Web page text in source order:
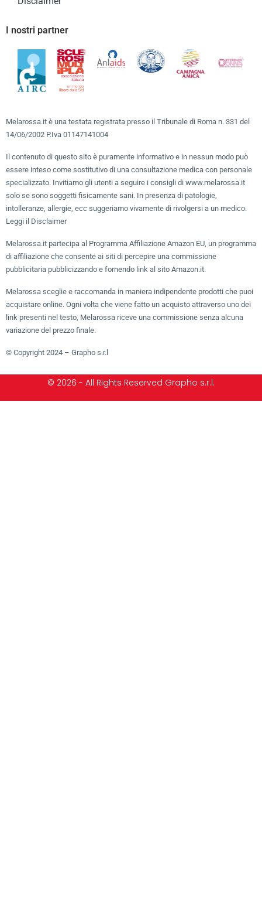
I nostri partner
Melarossa.it è una testata registrata presso il Tribunale di Roma n. 331 del
14/06/2002 P.Iva 01147141004
Il contenuto di questo sito è puramente informativo e in nessun modo può
essere inteso come sostitutivo di una consultazione medica con personale
specializzato. Invitiamo gli utenti a seguire i consigli di www.melarossa.it
solo se sono soggetti fisicamente sani. In presenza di patologie,
intolleranze, allergie, ecc suggeriamo vivamente di rivolgersi a un medico.
Leggi il Disclaimer
Melarossa.it partecipa al Programma Affiliazione Amazon EU, un programma
di affiliazione che consente ai siti di percepire una commissione
pubblicitaria pubblicizzando e fornendo link al sito Amazon.it.
Melarossa sceglie e raccomanda in maniera indipendente prodotti che puoi
acquistare online. Ogni volta che viene fatto un acquisto attraverso uno dei
link presenti nel testo, Melarossa riceve una commissione senza alcuna
variazione del prezzo finale.
© Copyright 2024 – Grapho s.r.l
© 2026 - All Rights Reserved Grapho s.r.l.